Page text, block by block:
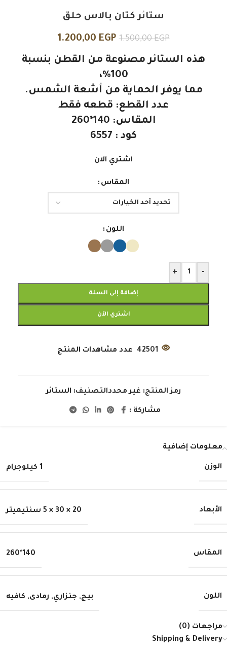
ستائر كتان بالاس حلق
1.500,00EGP
1.200,00 EGP
هذه الستائر مصنوعة من القطن بنسبة
100%،
مما يوفر الحماية من أشعة الشمس.
عدد القطع: قطعه فقط
المقاس: 140*260
كود : 6557
اشتري الان
المقاس
اللون
-
+
إضافة إلى السلة
اشتري الآن
42501 عدد مشاهدات المنتج
رمز المنتج: غير محددالتصنيف: الستائر
مشاركة :
معلومات إضافية
الوزن 1 كيلوجرام
الأبعاد 20 × 30 × 5 سنتيميتر
المقاس 140*260
اللون بيج, جنزاري, رمادى, كافيه
مراجعات (0)
Shipping & Delivery